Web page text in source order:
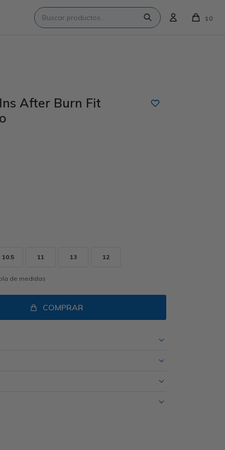
$ 0
After Burn Fit
10.5 11 13 12
de medidas
COMPRAR